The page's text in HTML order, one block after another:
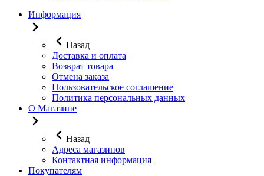
Информация
Назад
Доставка и оплата
Возврат товара
Отмена заказа
Пользовательское соглашение
Политика персональных данных
О Магазине
Назад
Адреса магазинов
Контактная информация
Покупателям